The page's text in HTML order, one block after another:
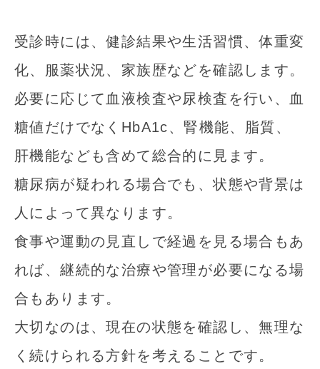
受診時には、健診結果や生活習慣、体重変
化、服薬状況、家族歴などを確認します。
必要に応じて血液検査や尿検査を行い、血
糖値だけでなくHbA1c、腎機能、脂質、
肝機能なども含めて総合的に見ます。
糖尿病が疑われる場合でも、状態や背景は
人によって異なります。
食事や運動の見直しで経過を見る場合もあ
れば、継続的な治療や管理が必要になる場
合もあります。
大切なのは、現在の状態を確認し、無理な
く続けられる方針を考えることです。